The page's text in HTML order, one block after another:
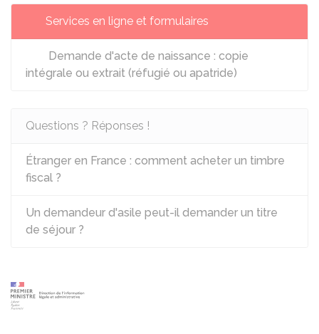
Services en ligne et formulaires
Demande d'acte de naissance : copie
intégrale ou extrait (réfugié ou apatride)
Questions ? Réponses !
Étranger en France : comment acheter un timbre
fiscal ?
Un demandeur d'asile peut-il demander un titre
de séjour ?